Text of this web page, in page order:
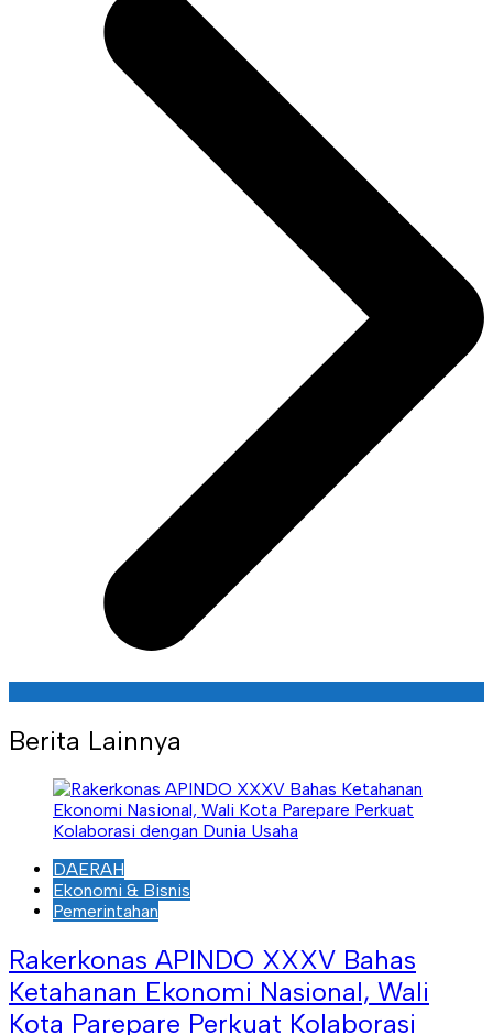
Berita Lainnya
DAERAH
Ekonomi & Bisnis
Pemerintahan
Rakerkonas APINDO XXXV Bahas
Ketahanan Ekonomi Nasional, Wali
Kota Parepare Perkuat Kolaborasi